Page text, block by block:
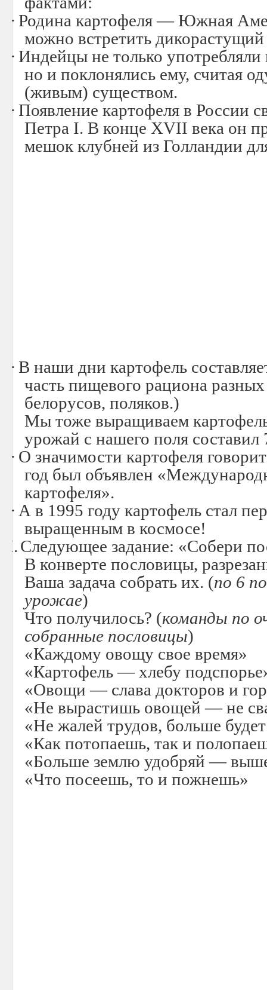
· Родина картофеля — Южная
можно встретить дикорастущий
· Индейцы не только
но и поклонялись ему, считая
(живым) существом.
· Появление картофеля в России
Петра I. В конце XVII века он
мешок клубней из Голландии
· В наши дни картофель
часть пищевого рациона
белорусов, поляков.)
Мы тоже выращиваем
урожай с нашего поля составил
· О значимости картофеля
год был объявлен
картофеля».
· А в 1995 году картофель стал
выращенным в космосе!
Следующее задание: «Собери
В конверте пословицы,
Ваша задача собрать их. (по 6
урожае)
Что получилось? (команды по
собранные пословицы)
«Каждому овощу свое время»
«Картофель — хлебу
«Овощи — слава докторов и
«Не вырастишь овощей — не
«Не жалей трудов, больше
«Как потопаешь, так и
«Больше землю удобряй —
«Что посеешь, то и пожнешь»